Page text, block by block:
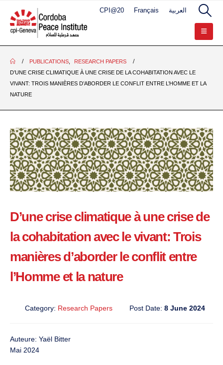
CPI@20 Français العربية
PUBLICATIONS,
RESEARCH PAPERS
D’UNE CRISE CLIMATIQUE À UNE CRISE DE LA COHABITATION AVEC LE
VIVANT: TROIS MANIÈRES D’ABORDER LE CONFLIT ENTRE L’HOMME ET LA
NATURE
D’une crise climatique à une crise de
la cohabitation avec le vivant: Trois
manières d’aborder le conflit entre
l’Homme et la nature
Category: Research Papers Post Date: 8 June 2024
Auteure: Yaël Bitter
Mai 2024